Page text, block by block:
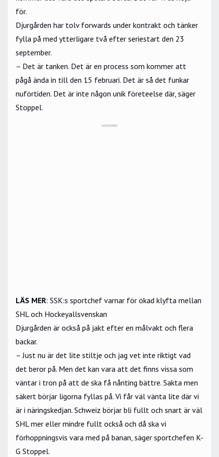
för.
Djurgården har tolv forwards under kontrakt och tänker
fylla på med ytterligare två efter seriestart den 23
september.
– Det är tanken. Det är en process som kommer att
pågå ända in till den 15 februari. Det är så det funkar
nuförtiden. Det är inte någon unik företeelse där, säger
Stoppel.
ANNONS
LÄS MER: SSK:s sportchef varnar för ökad klyfta mellan
SHL och Hockeyallsvenskan
Djurgården är också på jakt efter en målvakt och flera
backar.
– Just nu är det lite stiltje och jag vet inte riktigt vad
det beror på. Men det kan vara att det finns vissa som
väntar i tron på att de ska få nånting bättre. Sakta men
säkert börjar ligorna fyllas på. Vi får väl vänta lite där vi
är i näringskedjan. Schweiz börjar bli fullt och snart är väl
SHL mer eller mindre fullt också och då ska vi
förhoppningsvis vara med på banan, säger sportchefen K-
G Stoppel.